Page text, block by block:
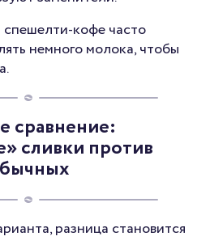
кофе часто
немного молока, чтобы
сравнение:
сливки против
разница становится